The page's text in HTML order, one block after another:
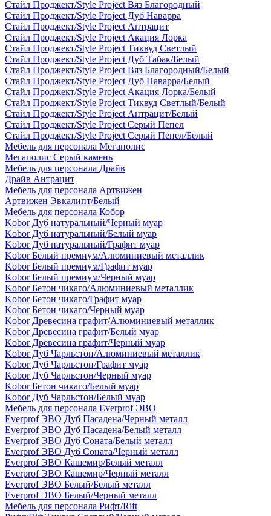
Стайл Проджект/Style Project Вяз Благородный
Стайл Проджект/Style Project Дуб Наварра
Стайл Проджект/Style Project Антрацит
Стайл Проджект/Style Project Акация Лорка
Стайл Проджект/Style Project Тиквуд Светлый
Стайл Проджект/Style Project Дуб Табак/Белый
Стайл Проджект/Style Project Вяз Благородный/Белый
Стайл Проджект/Style Project Дуб Наварра/Белый
Стайл Проджект/Style Project Акация Лорка/Белый
Стайл Проджект/Style Project Тиквуд Светлый/Белый
Стайл Проджект/Style Project Антрацит/Белый
Стайл Проджект/Style Project Серый Пепел
Стайл Проджект/Style Project Серый Пепел/Белый
Мебель для персонала Мегаполис
Мегаполис Серый камень
Мебель для персонала Драйв
Драйв Антрацит
Мебель для персонала Артвижен
Артвижен Эвкалипт/Белый
Мебель для персонала Кобор
Kobor Дуб натуральный/Черный муар
Kobor Дуб натуральный/Белый муар
Kobor Дуб натуральный/Графит муар
Kobor Белый премиум/Алюминиевый металлик
Kobor Белый премиум/Графит муар
Kobor Белый премиум/Черный муар
Kobor Бетон чикаго/Алюминиевый металлик
Kobor Бетон чикаго/Графит муар
Kobor Бетон чикаго/Черный муар
Kobor Древесина графит/Алюминиевый металлик
Kobor Древесина графит/Белый муар
Kobor Древесина графит/Черный муар
Kobor Дуб Чарльстон/Алюминиевый металлик
Kobor Дуб Чарльстон/Графит муар
Kobor Дуб Чарльстон/Черный муар
Kobor Бетон чикаго/Белый муар
Kobor Дуб Чарльстон/Белый муар
Мебель для персонала Everprof ЭВО
Everprof ЭВО Дуб Пасадена/Черный металл
Everprof ЭВО Дуб Пасадена/Белый металл
Everprof ЭВО Дуб Соната/Белый металл
Everprof ЭВО Дуб Соната/Черный металл
Everprof ЭВО Кашемир/Белый металл
Everprof ЭВО Кашемир/Черный металл
Everprof ЭВО Белый/Белый металл
Everprof ЭВО Белый/Черный металл
Мебель для персонала Рифт/Rift